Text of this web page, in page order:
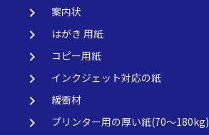
keyboard_arrow_right 案内状
keyboard_arrow_right はがき 用紙
keyboard_arrow_right コピー用紙
keyboard_arrow_right インクジェット対応の紙
keyboard_arrow_right 緩衝材
keyboard_arrow_right プリンター用の厚い紙(70～180kg)